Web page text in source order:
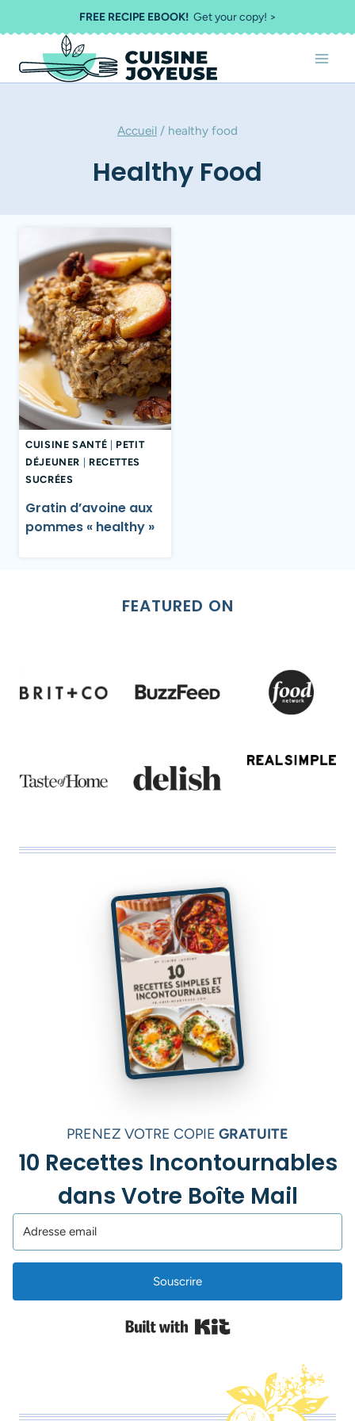
au
contenu
FREE RECIPE EBOOK!Get your copy! >
Accueil / healthy food
Healthy Food
CUISINE SANTÉ
PETIT
DÉJEUNER
RECETTES
SUCRÉES
Gratin d’avoine aux
pommes « healthy »
FEATURED ON
PRENEZ VOTRE COPIE GRATUITE
10 Recettes Incontournables
dans Votre Boîte Mail
Souscrire
Built with Kit